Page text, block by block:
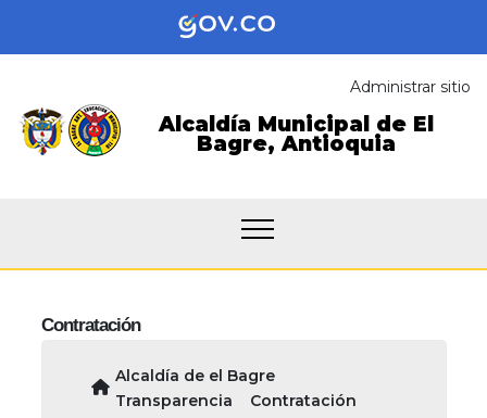
Administrar sitio
Alcaldía Municipal de El
Bagre,Antioquia
Contratación
Alcaldía de el Bagre
Transparencia
Contratación